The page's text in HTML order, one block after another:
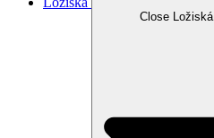
Close Ložiská